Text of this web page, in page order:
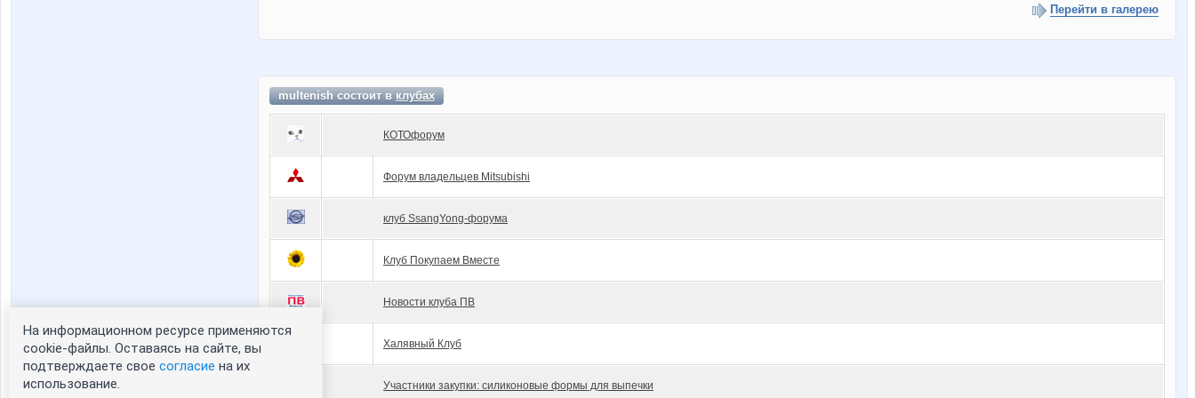
Перейти в галерею
multenish состоит вклубах
КОТОфорум
Форум владельцев Mitsubishi
клуб SsangYong-форума
Клуб Покупаем Вместе
Новости клуба ПВ
Халявный Клуб
Участники закупки: силиконовые формы для выпечки
На информационном ресурсе применяются
cookie-файлы. Оставаясь на сайте, вы
подтверждаете свое согласие на их
использование.